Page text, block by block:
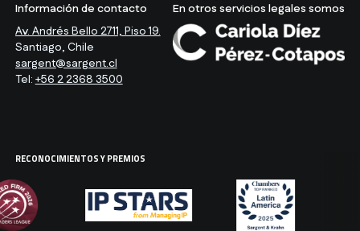
Información de contacto
Av. Andrés Bello 2711, Piso 19.
Santiago, Chile
sargent@sargent.cl
Tel:+56 2 2368 3500
En otros servicios legales somos
RECONOCIMIENTOS Y PREMIOS